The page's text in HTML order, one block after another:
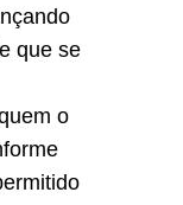
que se
o